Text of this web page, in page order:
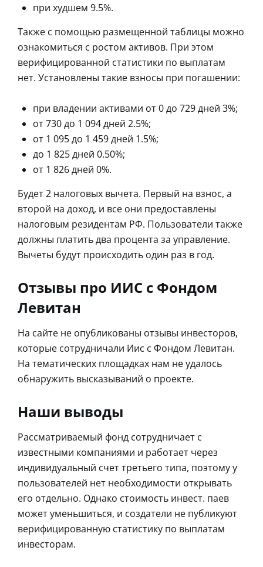
при худшем 9.5%.
Также с помощью размещенной таблицы можно
ознакомиться с ростом активов. При этом
верифицированной статистики по выплатам
нет. Установлены такие взносы при погашении:
при владении активами от 0 до 729 дней 3%;
от 730 до 1 094 дней 2.5%;
от 1 095 до 1 459 дней 1.5%;
до 1 825 дней 0.50%;
от 1 826 дней 0%.
Будет 2 налоговых вычета. Первый на взнос, а
второй на доход, и все они предоставлены
налоговым резидентам РФ. Пользователи также
должны платить два процента за управление.
Вычеты будут происходить один раз в год.
Отзывы про ИИС с Фондом
Левитан
На сайте не опубликованы отзывы инвесторов,
которые сотрудничали Иис с Фондом Левитан.
На тематических площадках нам не удалось
обнаружить высказываний о проекте.
Наши выводы
Рассматриваемый фонд сотрудничает с
известными компаниями и работает через
индивидуальный счет третьего типа, поэтому у
пользователей нет необходимости открывать
его отдельно. Однако стоимость инвест. паев
может уменьшиться, и создатели не публикуют
верифицированную статистику по выплатам
инвесторам.